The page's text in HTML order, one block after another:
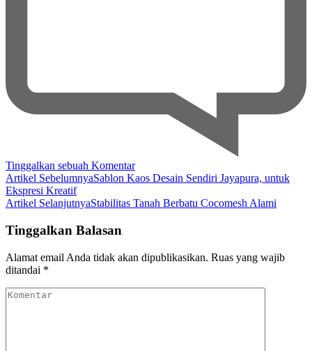
Tinggalkan sebuah Komentarpada
Berbagai
Cantik
Belanda
Navigasi
Artikel
Artikel SebelumnyaSablon Kaos Desain Sendiri Jayapura, untuk
Ekspresi Kreatif
Artikel SelanjutnyaStabilitas Tanah Berbatu Cocomesh Alami
Tinggalkan Balasan
Alamat email Anda tidak akan dipublikasikan. Ruas yang wajib
ditandai *
Komentar